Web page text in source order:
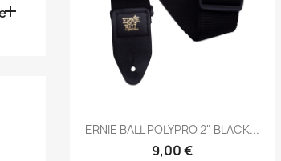

 Brzi pregled
ERNIE BALL POLYPRO 2" BLACK...
9,00 €